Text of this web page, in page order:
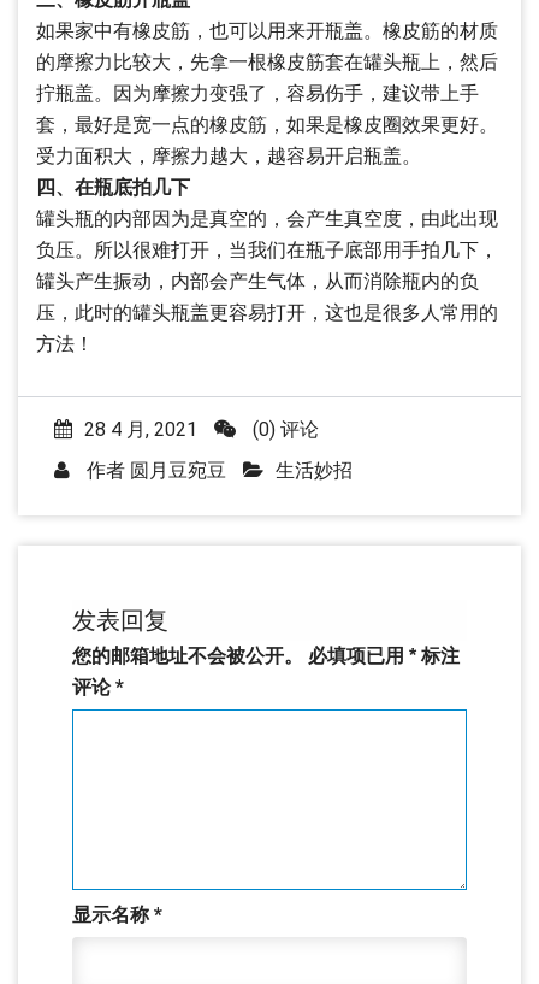
如果家中有橡皮筋，也可以用来开瓶盖。橡皮筋的材质
的摩擦力比较大，先拿一根橡皮筋套在罐头瓶上，然后
拧瓶盖。因为摩擦力变强了，容易伤手，建议带上手
套，最好是宽一点的橡皮筋，如果是橡皮圈效果更好。
受力面积大，摩擦力越大，越容易开启瓶盖。
四、在瓶底拍几下
罐头瓶的内部因为是真空的，会产生真空度，由此出现
负压。所以很难打开，当我们在瓶子底部用手拍几下，
罐头产生振动，内部会产生气体，从而消除瓶内的负
压，此时的罐头瓶盖更容易打开，这也是很多人常用的
方法！
28 4 月, 2021
(0) 评论
作者 圆月豆宛豆 生活妙招
发表回复
您的邮箱地址不会被公开。 必填项已用 * 标注
评论*
显示名称*